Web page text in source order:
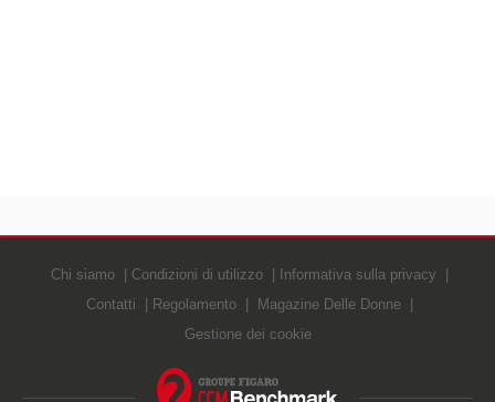
Chi siamo Condizioni di utilizzo
Informativa sulla privacy
Contatti
Regolamento
Magazine Delle Donne
Gestione dei cookie